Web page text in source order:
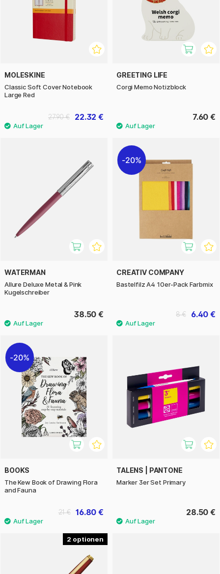
MOLESKINE
Classic Soft Cover Notebook
Large Red
22.32 €
27.90 €
GREETING LIFE
Corgi Memo Notizblock
7.60 €
WATERMAN
Allure Deluxe Metal & Pink
Kugelschreiber
38.50 €
20%
CREATIV COMPANY
Bastelfilz A4 10er-Pack Farbmix
6.40 €
8 €
20%
BOOKS
The Kew Book of Drawing Flora
and Fauna
16.80 €
21 €
TALENS | PANTONE
Marker 3er Set Primary
28.50 €
2